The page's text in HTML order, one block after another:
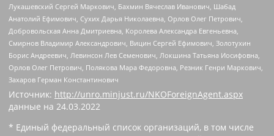
Лукашевский Сергей Маркович, Бахмин Вячеслав Иванович, Шабад
Анатолий Ефимович, Сухих Дарья Николаевна, Орлов Олег Петрович,
Добровольская Анна Дмитриевна, Королева Александра Евгеньевна,
Смирнов Владимир Александрович, Вицин Сергей Ефимович, Золотухин
Борис Андреевич, Левинсон Лев Семенович, Локшина Татьяна Иосифовна,
Орлов Олег Петрович, Полякова Мара Федоровна, Резник Генри Маркович,
Захаров Герман Константинович
Источник: http://unro.minjust.ru/NKOForeignAgent.aspx
данные на 24.03.2022
* Единый федеральный список организаций, в том числе